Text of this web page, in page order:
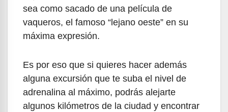
sea como sacado de una película de
vaqueros, el famoso “lejano oeste” en su
máxima expresión.
Es por eso que si quieres hacer además
alguna excursión que te suba el nivel de
adrenalina al máximo, podrás alejarte
algunos kilómetros de la ciudad y encontrar